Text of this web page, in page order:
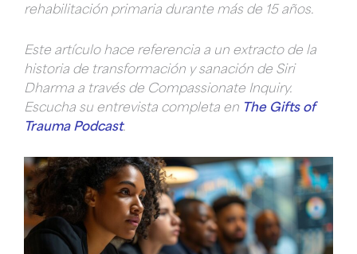
rehabilitación primaria durante más de 15 años.
Este artículo hace referencia a un extracto de la
historia de transformación y sanación de Siri
Dharma a través de Compassionate Inquiry.
Escucha su entrevista completa en The Gifts of
Trauma Podcast.